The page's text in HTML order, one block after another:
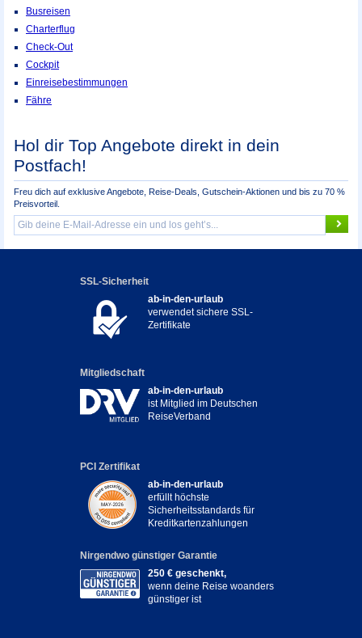
Busreisen
Charterflug
Check-Out
Cockpit
Einreisebestimmungen
Fähre
Hol dir Top Angebote direkt in dein
Postfach!
Freu dich auf exklusive Angebote, Reise-Deals, Gutschein-Aktionen und bis zu 70 %
Preisvorteil.
SSL-Sicherheit
ab-in-den-urlaub
verwendet sichere SSL-
Zertifikate
Mitgliedschaft
ab-in-den-urlaub
ist Mitglied im Deutschen
ReiseVerband
PCI Zertifikat
ab-in-den-urlaub
erfüllt höchste
Sicherheitsstandards für
Kreditkartenzahlungen
Nirgendwo günstiger Garantie
250 € geschenkt,
wenn deine Reise woanders
günstiger ist